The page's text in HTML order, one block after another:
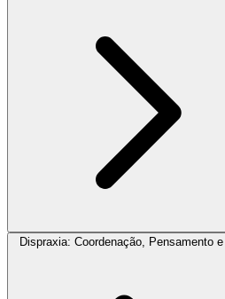
Dispraxia: Coordenação, Pensamento